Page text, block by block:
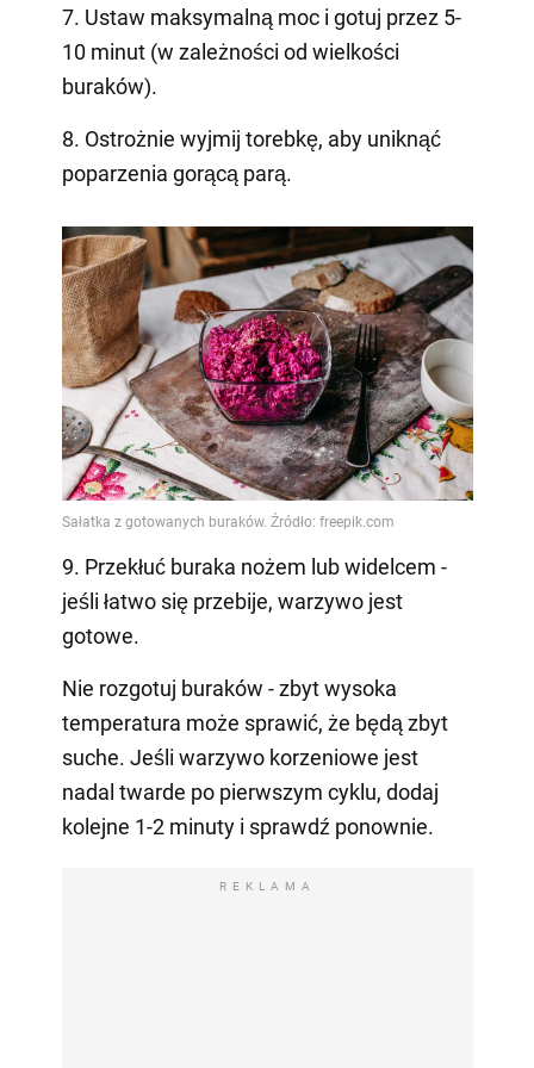
7. Ustaw maksymalną moc i gotuj przez 5-
10 minut (w zależności od wielkości
buraków).
8. Ostrożnie wyjmij torebkę, aby uniknąć
poparzenia gorącą parą.
9. Przekłuć buraka nożem lub widelcem -
jeśli łatwo się przebije, warzywo jest
gotowe.
Nie rozgotuj buraków - zbyt wysoka
temperatura może sprawić, że będą zbyt
suche. Jeśli warzywo korzeniowe jest
nadal twarde po pierwszym cyklu, dodaj
kolejne 1-2 minuty i sprawdź ponownie.
REKLAMA